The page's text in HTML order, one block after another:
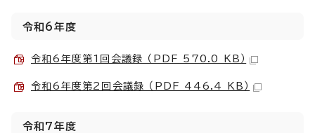
令和6年度
令和6年度第1回会議録 （PDF 570.0 KB）
令和6年度第2回会議録 （PDF 446.4 KB）
令和7年度